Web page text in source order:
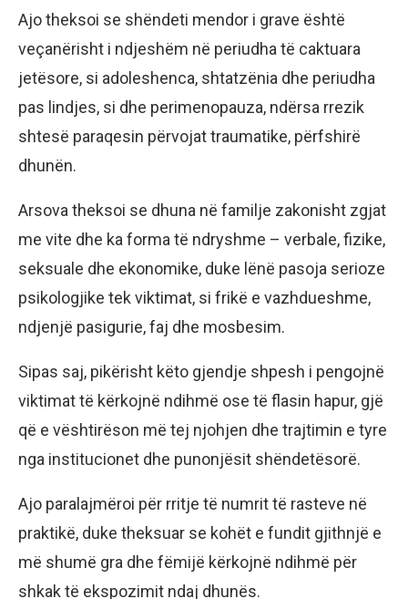
Ajo theksoi se shëndeti mendor i grave është
veçanërisht i ndjeshëm në periudha të caktuara
jetësore, si adoleshenca, shtatzënia dhe periudha
pas lindjes, si dhe perimenopauza, ndërsa rrezik
shtesë paraqesin përvojat traumatike, përfshirë
dhunën.
Arsova theksoi se dhuna në familje zakonisht zgjat
me vite dhe ka forma të ndryshme – verbale, fizike,
seksuale dhe ekonomike, duke lënë pasoja serioze
psikologjike tek viktimat, si frikë e vazhdueshme,
ndjenjë pasigurie, faj dhe mosbesim.
Sipas saj, pikërisht këto gjendje shpesh i pengojnë
viktimat të kërkojnë ndihmë ose të flasin hapur, gjë
që e vështirëson më tej njohjen dhe trajtimin e tyre
nga institucionet dhe punonjësit shëndetësorë.
Ajo paralajmëroi për rritje të numrit të rasteve në
praktikë, duke theksuar se kohët e fundit gjithnjë e
më shumë gra dhe fëmijë kërkojnë ndihmë për
shkak të ekspozimit ndaj dhunës.